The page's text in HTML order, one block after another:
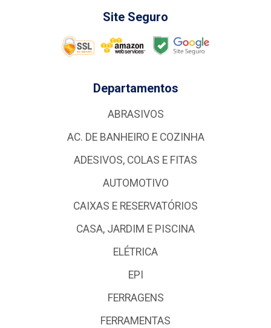
Site Seguro
Departamentos
ABRASIVOS
AC. DE BANHEIRO E COZINHA
ADESIVOS, COLAS E FITAS
AUTOMOTIVO
CAIXAS E RESERVATÓRIOS
CASA, JARDIM E PISCINA
ELÉTRICA
EPI
FERRAGENS
FERRAMENTAS